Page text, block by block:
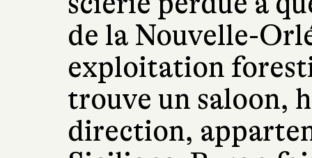
de la Nouvelle-
exploitation
trouve un saloon,
direction,